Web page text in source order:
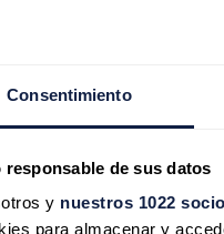
Consentimiento
responsable de sus datos
y nuestros 1022
para almacenar y
un 14% en el inicio de la
compañía, que tardaron
por día festivo,
Soltec
Young, sobre el criterio
por importe de 144 millones